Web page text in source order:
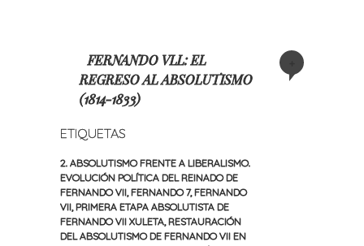
FERNANDO VLL: EL
REGRESO AL ABSOLUTISMO
(1814-1833)
ETIQUETAS
2. ABSOLUTISMO FRENTE A LIBERALISMO.
EVOLUCIÓN POLÍTICA DEL REINADO DE
FERNANDO VII FERNANDO 7, FERNANDO
VII PRIMERA ETAPA ABSOLUTISTA DE
FERNANDO VII XULETA RESTAURACIÓN
DEL ABSOLUTISMO DE FERNANDO VII EN